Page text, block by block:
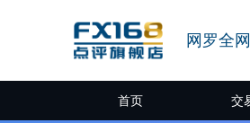
网罗全
首页 交